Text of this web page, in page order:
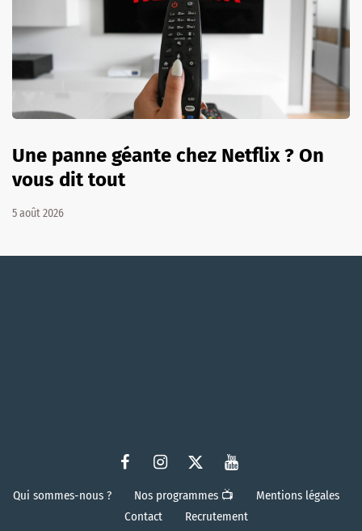
Une panne géante chez Netflix ? On
vous dit tout
5 août 2026
Qui sommes-nous ? Nos programmes 📺
Mentions légales
Contact
Recrutement